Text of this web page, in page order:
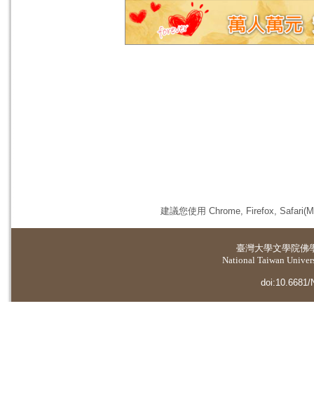
建議您使用 Chrome, Firefox,
臺灣大學文學院佛
National Taiwan
doi:10.6681/